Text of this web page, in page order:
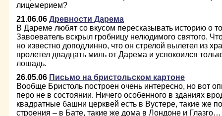
лицемерием?
21.06.06 Древности Дарема
В Дареме любят со вкусом пересказывать историю о
Завоеватель вскрыл гробницу нелюдимого святого.
но известно доподлинно, что он стрелой вылетел из
пролетел двадцать миль от Дарема и успокоился
лошадь.
26.05.06 Письмо на бристольском картоне
Вообще Бристоль построен очень интересно, но вот
перо не в состоянии. Ничего особенного в зданиях
квадратные башни церквей есть в Вустере, такие же
строения – в Бате, такие же дома в Лондоне и